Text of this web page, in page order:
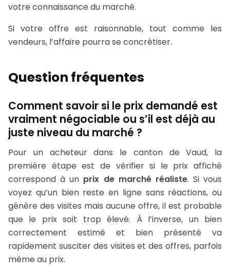
votre connaissance du marché.
Si votre offre est raisonnable, tout comme les
vendeurs, l’affaire pourra se concrétiser.
Question fréquentes
Comment savoir si le prix demandé est
vraiment négociable ou s’il est déjà au
juste niveau du marché ?
Pour un acheteur dans le canton de Vaud, la
première étape est de vérifier si le prix affiché
correspond à un prix de marché réaliste. Si vous
voyez qu’un bien reste en ligne sans réactions, ou
génère des visites mais aucune offre, il est probable
que le prix soit trop élevé. À l’inverse, un bien
correctement estimé et bien présenté va
rapidement susciter des visites et des offres, parfois
même au prix.